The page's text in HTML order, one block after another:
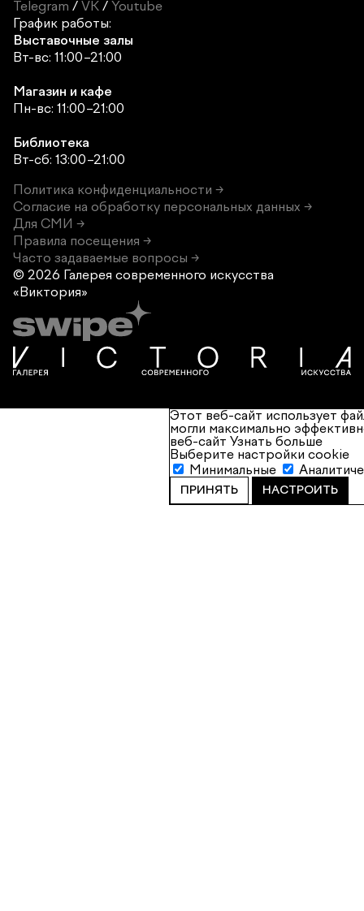
Telegram / VK / Youtube
График работы:
Выставочные залы
Вт-вс: 11:00–21:00
Магазин и кафе
Пн-вс: 11:00–21:00
Библиотека
Вт-сб: 13:00–21:00
Политика конфиденциальности →
Согласие на обработку персональных данных →
Для СМИ →
Правила посещения →
Часто задаваемые вопросы →
© 2026 Галерея современного искусства
«Виктория»
Этот веб-сайт использует
могли максимально
веб-сайт Узнать больше
Выберите настройки cookie
Минимальные
ПРИНЯТЬ НАСТРОИТЬ